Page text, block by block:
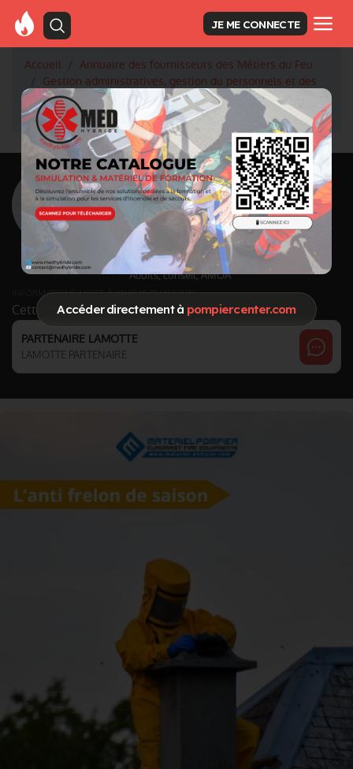
Accéder directement à pompiercenter.com
JE ME CONNECTE
Accueil
Annuaire des fournisseurs des Métiers du Feu
Gestion administratives, gestion du personnels et des
engins
Audits, conseil, AMOA
LAMOTTE PARTENAIRE
<Retour à la liste des fournisseurs
LAMOTTE
PARTENAIRE
Activité principale
Audits, conseil, AMOA
INFORMATIONS MISES À JOUR LE 19 JANUARY
Cette page est gérée par :
PARTENAIRE LAMOTTE
LAMOTTE PARTENAIRE